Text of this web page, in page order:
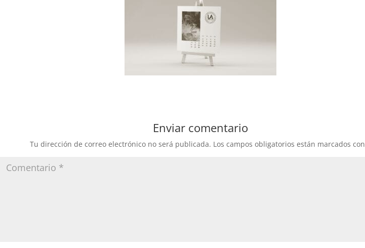
Enviar comentario
Tu dirección de correo electrónico no será publicada. Los campos obligatorios están marcados con